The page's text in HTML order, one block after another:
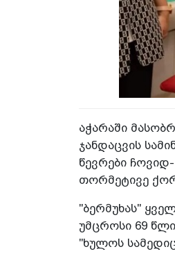
აჭარაში
ჯანდაცვის
წევრები
თორმეტივე
"ბერმუხას"
უმცროსი 69
"ხულოს